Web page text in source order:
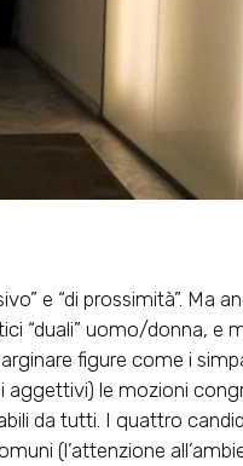
e “di prossimità”. Ma
“duali” uomo/donna, e
figure come i
aggettivi) le mozioni
da tutti. I quattro
(l’attenzione